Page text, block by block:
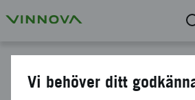
Vi behöver ditt